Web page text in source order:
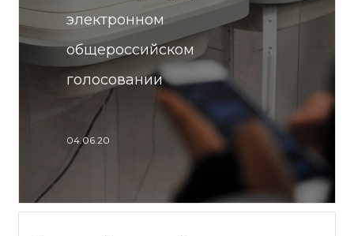
электронном
общероссийском
голосовании
04.06.20